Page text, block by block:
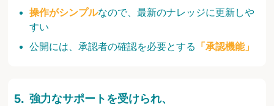
操作がシンプルなので、最新のナレッジに更新しや
すい
公開には、承認者の確認を必要とする
「承認機能」
強力なサポートを受けられ、